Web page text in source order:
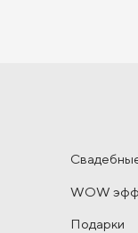
WOW
Подарки